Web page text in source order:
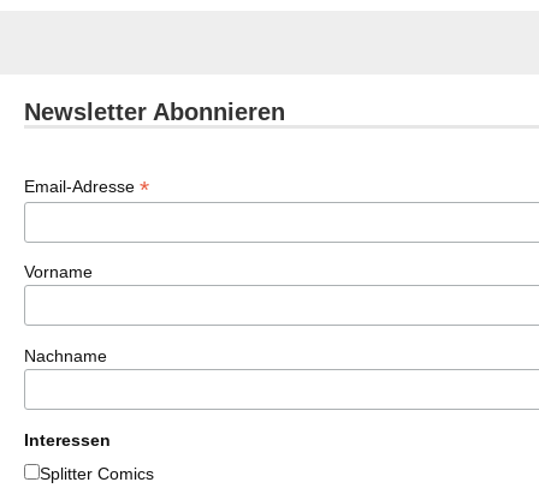
Newsletter Abonnieren
Email-Adresse *
Vorname
Nachname
Interessen
Splitter Comics